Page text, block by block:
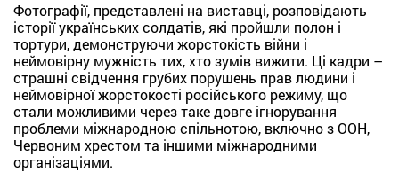
Фотографії, представлені на виставці, розповідають
історії українських солдатів, які пройшли полон і
тортури, демонструючи жорстокість війни і
неймовірну мужність тих, хто зумів вижити. Ці кадри –
страшні свідчення грубих порушень прав людини і
неймовірної жорстокості російського режиму, що
стали можливими через таке довге ігнорування
проблеми міжнародною спільнотою, включно з ООН,
Червоним хрестом та іншими міжнародними
організаціями.